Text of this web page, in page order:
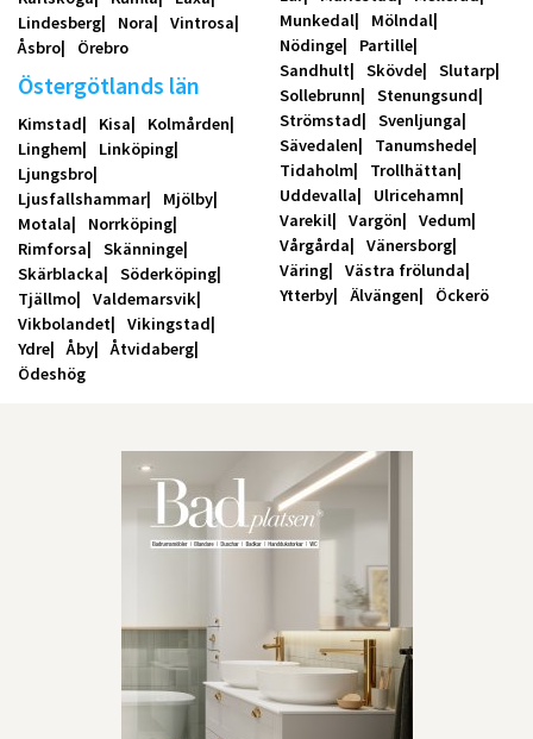
Lindesberg
Nora
Vintrosa
Åsbro
Örebro
Östergötlands län
Kimstad Kisa
Kolmården
Linghem
Linköping
Ljungsbro
Ljusfallshammar
Mjölby
Motala
Norrköping
Rimforsa
Skänninge
Skärblacka
Söderköping
Tjällmo
Valdemarsvik
Vikbolandet
Vikingstad
Ydre
Åby
Åtvidaberg
Ödeshög
Munkedal
Mölndal
Nödinge
Partille
Sandhult
Skövde
Slutarp
Sollebrunn
Stenungsund
Strömstad
Svenljunga
Sävedalen
Tanumshede
Tidaholm
Trollhättan
Uddevalla
Ulricehamn
Varekil
Vargön
Vedum
Vårgårda
Vänersborg
Väring
Västra frölunda
Ytterby
Älvängen Öckerö